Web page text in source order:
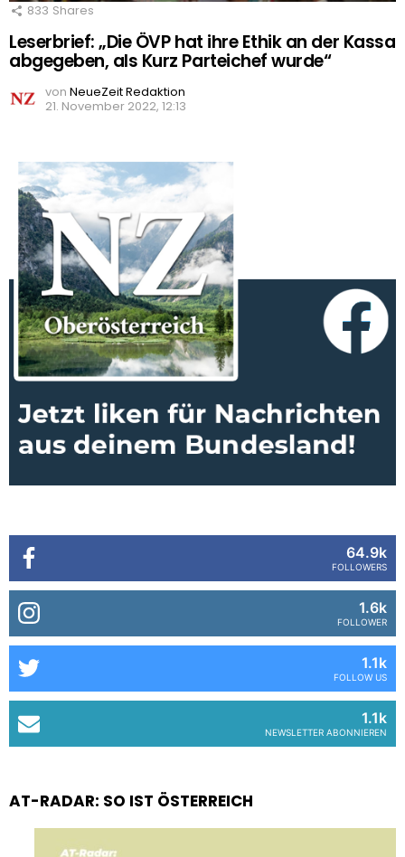
833 Shares
Leserbrief: „Die ÖVP hat ihre Ethik an der Kassa
abgegeben, als Kurz Parteichef wurde“
von NeueZeit Redaktion
21. November 2022, 12:13
64.9k
FOLLOWERS
1.6k
FOLLOWER
1.1k
FOLLOW US
1.1k
NEWSLETTER ABONNIEREN
AT-RADAR: SO IST ÖSTERREICH